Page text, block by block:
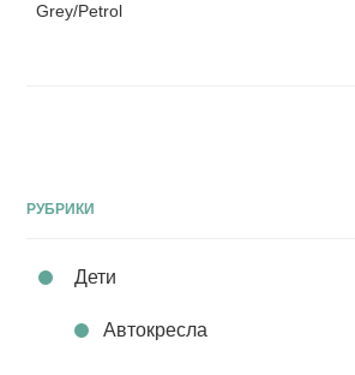
Grey/Petrol
РУБРИКИ
Дети
Автокресла